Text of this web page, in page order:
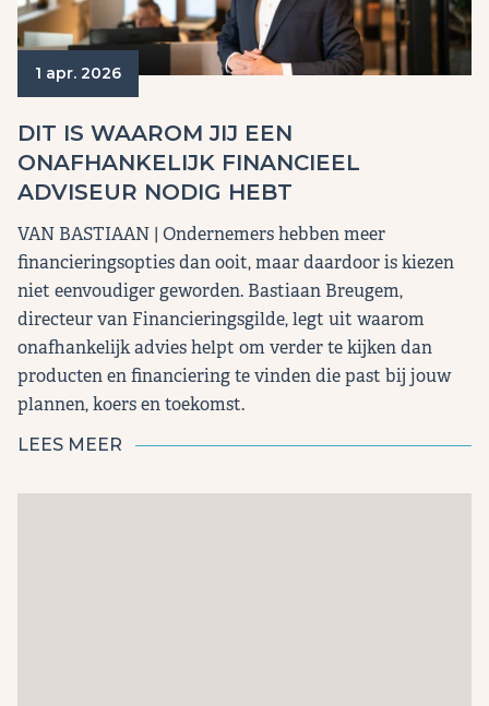
1 apr. 2026
DIT IS WAAROM JIJ EEN
ONAFHANKELIJK FINANCIEEL
ADVISEUR NODIG HEBT
VAN BASTIAAN | Ondernemers hebben meer
financieringsopties dan ooit, maar daardoor is kiezen
niet eenvoudiger geworden. Bastiaan Breugem,
directeur van Financieringsgilde, legt uit waarom
onafhankelijk advies helpt om verder te kijken dan
producten en financiering te vinden die past bij jouw
plannen, koers en toekomst.
LEES MEER